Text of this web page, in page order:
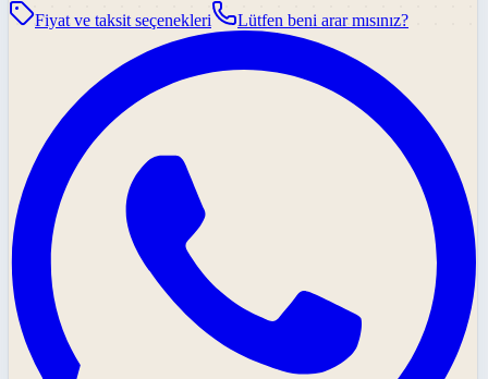
Fiyat ve taksit seçenekleri
Lütfen beni arar mısınız?